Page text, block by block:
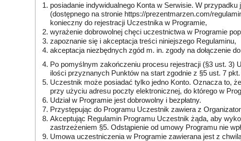
posiadanie indywidualnego Konta w Serwisie. W
(dostępnego na stronie https://prezentmarzen.com/
konieczny do rejestracji Uczestnika w Programie,
wyrażenie dobrowolnej chęci uczestnictwa w Programie
zapoznanie się i akceptacja treści niniejszego Regulaminu,
akceptacja niezbędnych zgód m. in. zgody na dołączenie
Po pomyślnym zakończeniu procesu rejestracji (§3 ust. 3)
ilości przyznanych Punktów na start zgodnie z §5 ust. 7 pkt.
Uczestnik może posiadać tylko jedno Konto. Oznacza to,
przy użyciu adresu poczty elektronicznej, do którego w
Udział w Programie jest dobrowolny i bezpłatny.
Przystępując do Programu Uczestnik zawiera z
Akceptując Regulamin Programu Uczestnik żąda, aby
zastrzeżeniem §5. Odstąpienie od umowy Programu nie
Umowa uczestniczenia w Programie zawierana jest z